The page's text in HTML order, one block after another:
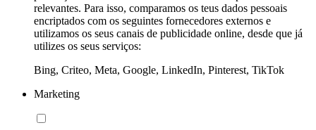
relevantes. Para isso, comparamos os teus dados pessoais
encriptados com os seguintes fornecedores externos e
utilizamos os seus canais de publicidade online, desde que já
utilizes os seus serviços:
Bing, Criteo, Meta, Google, LinkedIn, Pinterest, TikTok
Marketing